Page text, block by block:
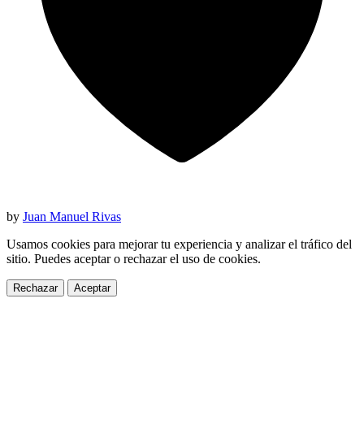
by Juan Manuel Rivas
Usamos cookies para mejorar tu experiencia y analizar el tráfico del
sitio. Puedes aceptar o rechazar el uso de cookies.
Rechazar Aceptar